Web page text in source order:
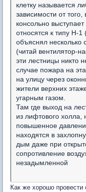
клетку называется
зависимости от
консольно
относятся к типу Н-
объяснял несколько
(читай вентилятор-
эти лестницы никто
случае пожара на
на улицу через
жители верхних
угарным газом.
Там где выход на
из лифтового холла,
повышенное
находятся в
дым даже при
сопротивление
незадымленной
Как же хорошо